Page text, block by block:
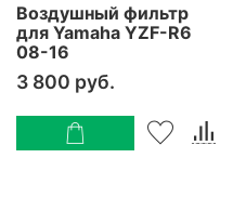
Воздушный фильтр
для Yamaha YZF-R6
08-16
3 800 руб.